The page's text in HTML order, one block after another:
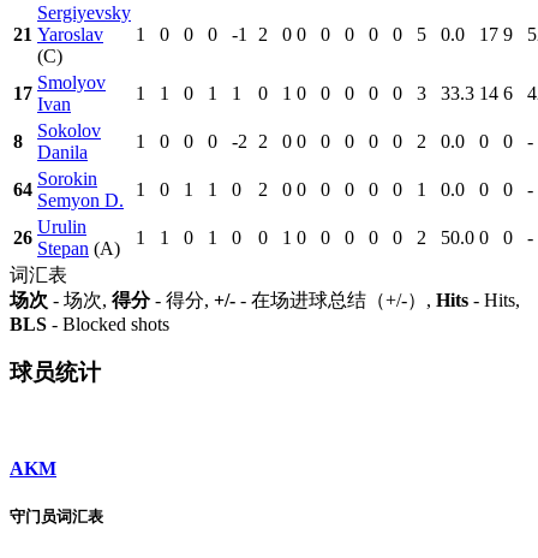
21
Sergiyevsky
Yaroslav
(C)
1 0 0 0 -1 2 0 0 0 0 0 0 5 0.0 17 9
17
Smolyov
Ivan
1 1 0 1 1 0 1 0 0 0 0 0 3 33.3 14 6
8
Sokolov
Danila
1 0 0 0 -2 2 0 0 0 0 0 0 2 0.0 0 0 -
64
Sorokin
Semyon D.
1 0 1 1 0 2 0 0 0 0 0 0 1 0.0 0 0 -
26
Urulin
Stepan (A)
1 1 0 1 0 0 1 0 0 0 0 0 2 50.0 0 0
-
词汇表
场次 - 场次, 得分- 得分, +/- - 在场进球总结（+/-）, Hits - Hits,
BLS - Blocked shots
球员统计
AKM
守门员词汇表